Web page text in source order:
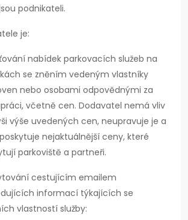
podnikateli.
je:
nabídek parkovacích služeb na
se zněním vedeným vlastníky
nebo osobami odpovědnými za
včetně cen. Dodavatel nemá vliv
výše uvedených cen, neupravuje je a
nejaktuálnější ceny, které
parkoviště a partneři.
cestujícím emailem
informací týkajících se
vlastností služby: